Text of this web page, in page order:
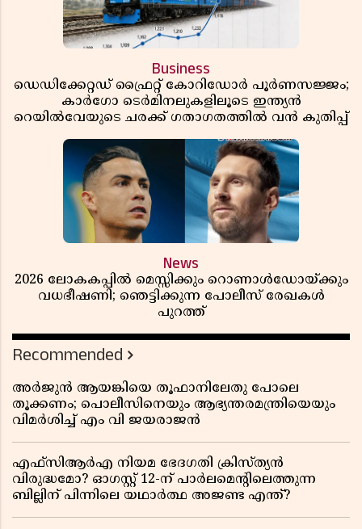
Business
ഡെഡിക്കേറ്റഡ് ഫ്രൈറ്റ് കോറിഡോർ പൂർണസജ്ജം;
കാർഗോ ടെർമിനലുകളിലൂടെ ഇന്ത്യൻ
റെയിൽവേയുടെ ചരക്ക് ഗതാഗതത്തിൽ വൻ കുതിപ്പ്
News
2026 ലോകകപ്പിൽ മെസ്സിക്കും റൊണാൾഡോയ്ക്കും
വധഭീഷണി; ഞെട്ടിക്കുന്ന പോലീസ് രേഖകൾ
പുറത്ത്
Recommended
അർജുൻ ആയങ്കിയെ തൂഫാനിലേതു പോലെ
തൂക്കണം; പൊലീസിനെയും ആഭ്യന്തരമന്ത്രിയെയും
വിമർശിച്ച് എം വി ജയരാജൻ
എഫ്സിആർഎ നിയമ ഭേദഗതി ക്രിസ്ത്യൻ
വിരുദ്ധമോ? ഓഗസ്റ്റ് 12-ന് പാർലമെന്റിലെത്തുന്ന
ബില്ലിന് പിന്നിലെ യഥാർത്ഥ അജണ്ട എന്ത്?